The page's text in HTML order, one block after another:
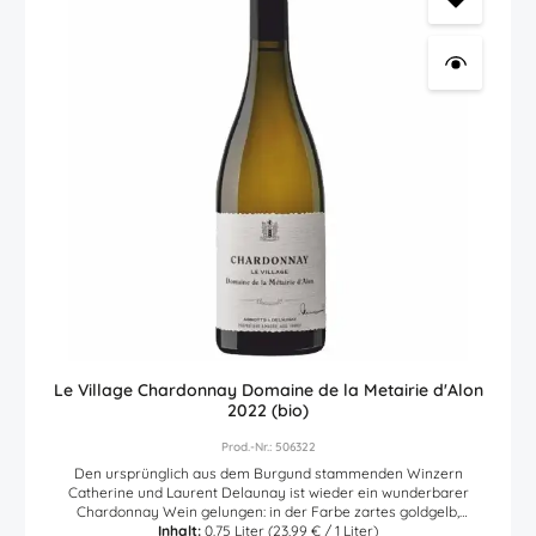
diesen außergewöhnlichen spanischen Rotwein nicht nur
biodynamisch erzeugte Weintrauben verwendet, sondern die
anschließende Vinifizierung folgte der Passion der Weinmacher
Carmen und Luis: spontan vergoren, keine Reinzuchthefen, vegan,
keine Filtration, keine Schönung, ohne Enzyme, keine aromatischen
Zusätze, ohne Zugabe von Sulfite (Schwefel). Naturwein pur!
Le Village Chardonnay Domaine de la Metairie d'Alon
2022 (bio)
Prod.-Nr.: 506322
Den ursprünglich aus dem Burgund stammenden Winzern
Catherine und Laurent Delaunay ist wieder ein wunderbarer
Chardonnay Wein gelungen: in der Farbe zartes goldgelb,
begeistert dieser bio Chardonnay Weißwein aus Frankreich schon
Inhalt: 0.75 Liter (23,99 € / 1 Liter)